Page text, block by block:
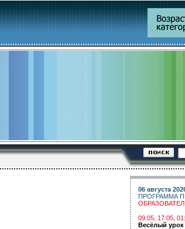
06 августа
ПРОГРАММА
09:05, 17:05,
Весёлый урок